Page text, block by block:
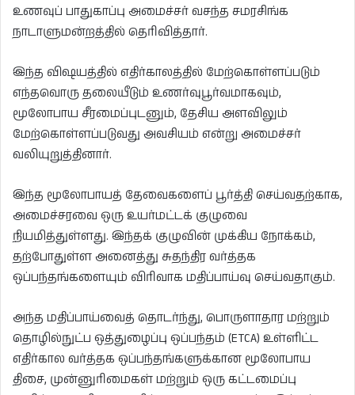
உணவுப் பாதுகாப்பு அமைச்சர் வசந்த சமரசிங்க
நாடாளுமன்றத்தில் தெரிவித்தார்.
இந்த விஷயத்தில் எதிர்காலத்தில் மேற்கொள்ளப்படும்
எந்தவொரு தலையீடும் உணர்வுபூர்வமாகவும்,
மூலோபாய சீரமைப்புடனும், தேசிய அளவிலும்
மேற்கொள்ளப்படுவது அவசியம் என்று அமைச்சர்
வலியுறுத்தினார்.
இந்த மூலோபாயத் தேவைகளைப் பூர்த்தி செய்வதற்காக,
அமைச்சரவை ஒரு உயர்மட்டக் குழுவை
நியமித்துள்ளது. இந்தக் குழுவின் முக்கிய நோக்கம்,
தற்போதுள்ள அனைத்து சுதந்திர வர்த்தக
ஒப்பந்தங்களையும் விரிவாக மதிப்பாய்வு செய்வதாகும்.
அந்த மதிப்பாய்வைத் தொடர்ந்து, பொருளாதார மற்றும்
தொழில்நுட்ப ஒத்துழைப்பு ஒப்பந்தம் (ETCA) உள்ளிட்ட
எதிர்கால வர்த்தக ஒப்பந்தங்களுக்கான மூலோபாய
திசை, முன்னுரிமைகள் மற்றும் ஒரு கட்டமைப்பு